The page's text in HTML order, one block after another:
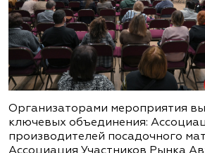
Организаторами мероприятия
ключевых объединения:
производителей посадочного